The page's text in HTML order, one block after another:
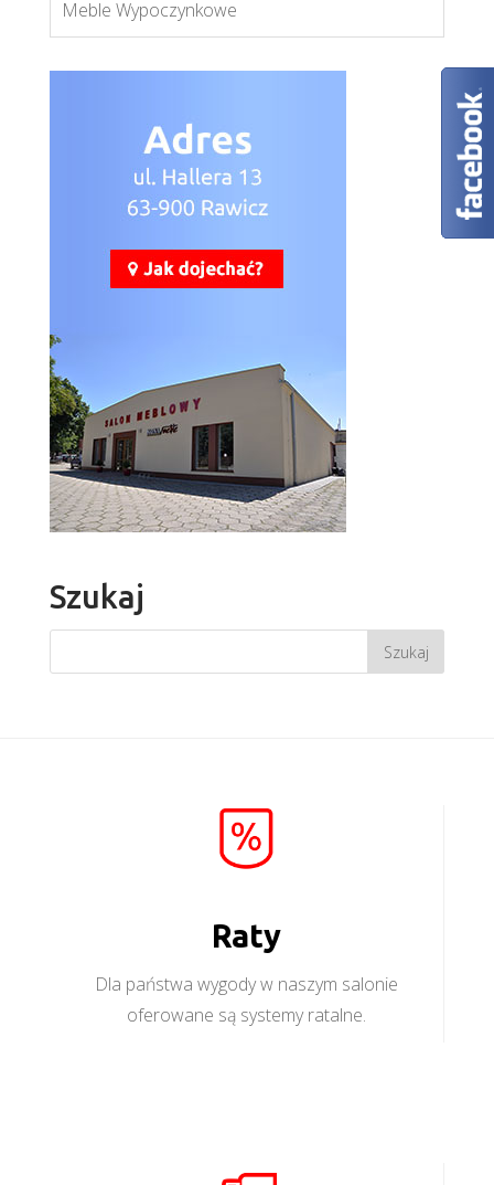
Meble Wypoczynkowe
Szukaj
Raty
Dla państwa wygody w naszym salonie
oferowane są systemy ratalne.